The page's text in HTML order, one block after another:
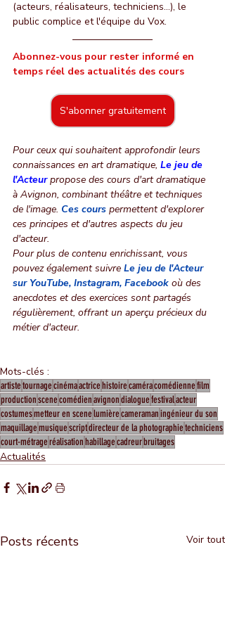
(acteurs, réalisateurs, techniciens...), le
public complice et l'équipe du Vox.
Abonnez-vous pour rester informé en
temps réel des actualités des cours
S'abonner gratuitement
Pour ceux qui souhaitent approfondir leurs
connaissances en art dramatique, Le jeu de
l'Acteur propose des cours d'art dramatique
à Avignon, combinant théâtre et techniques
de l'image. Ces cours permettent d'explorer
ces principes et d'autres aspects du jeu
d'acteur.
Pour plus de contenu enrichissant, vous
pouvez également suivre Le jeu de l'Acteur
sur YouTube, Instagram, Facebook où des
anecdotes et des exercices sont partagés
régulièrement, offrant un aperçu précieux du
métier d'acteur.
Mots-clés :
artistetournagecinémaactricehistoirecaméracomédiennefilm
productionscenecomédienavignondialoguefestivalacteur
costumesmetteur en scenelumièrecameramaningénieur du son
maquillagemusiquescriptdirecteur de la photographietechniciens
court-métrageréalisationhabillagecadreurbruitages
Actualités
Posts récents Voir tout